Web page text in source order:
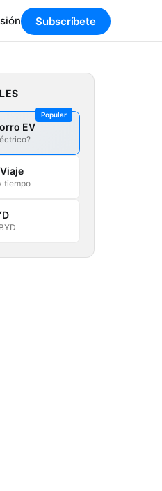
Subscríbete
Popular
EV
tiempo